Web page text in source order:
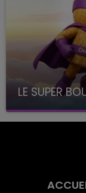
LE SUPER
avec La